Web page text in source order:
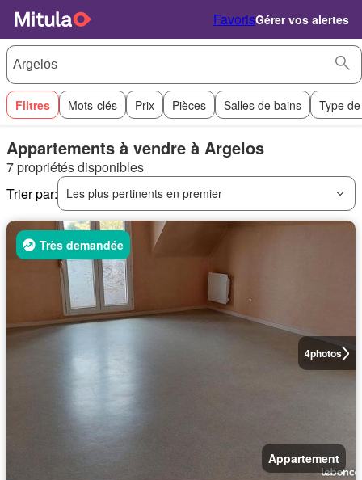
FavorisGérer vos alertes
Filtres Mots-clés Prix Pièces Salles de bains Type
Appartements à vendre à Argelos
7 propriétés disponibles
Trier par:
Les plus pertinents en premier
4photos
Très demandée
Appartement